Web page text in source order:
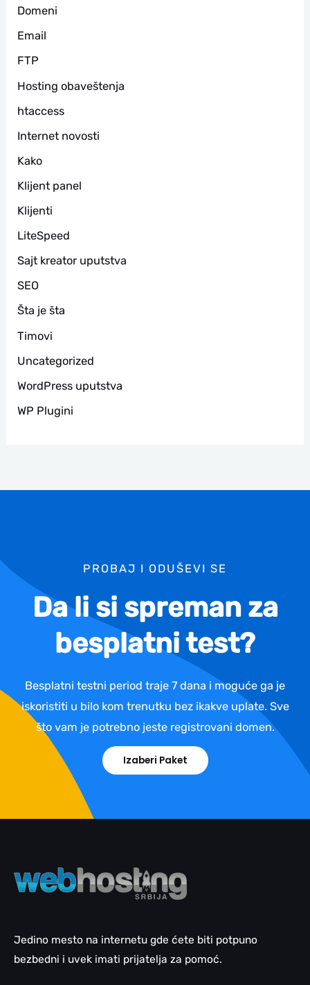
Domeni
Email
FTP
Hosting obaveštenja
htaccess
Internet novosti
Kako
Klijent panel
Klijenti
LiteSpeed
Sajt kreator uputstva
SEO
Šta je šta
Timovi
Uncategorized
WordPress uputstva
WP Plugini
PROBAJ I ODUŠEVI SE
Da li si spreman za
besplatni test?
Besplatni testni period traje 7 dana i moguće ga je
iskoristiti u bilo kom trenutku bez ikakve uplate. Sve
što vam je potrebno jeste registrovani domen.
Izaberi Paket
Jedino mesto na internetu gde ćete biti potpuno
bezbedni i uvek imati prijatelja za pomoć.